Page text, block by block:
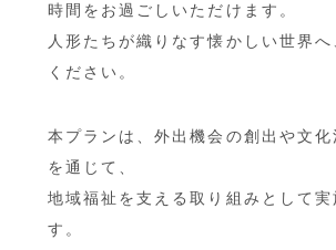
時間をお過ごしいただけます。
人形たちが織りなす懐かしい世界へ
ください。
本プランは、外出機会の創出や文
を通じて、
地域福祉を支える取り組みとして実
す。